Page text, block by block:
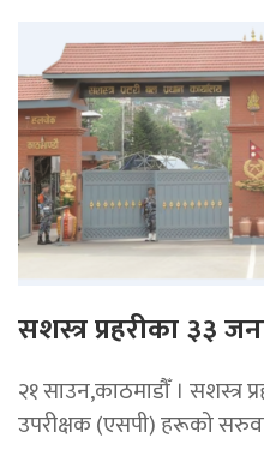
सशस्त्र प्रहरीका ३३
२१ साउन,काठमाडौँ । सशस्त्र
उपरीक्षक (एसपी) हरूको